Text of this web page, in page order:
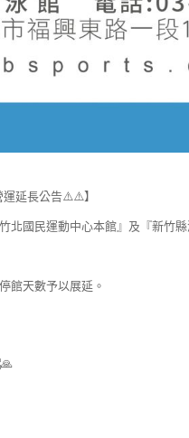
運延長公告⚠️⚠️】
北國民運動中心本館』及『新竹
館天數予以展延。